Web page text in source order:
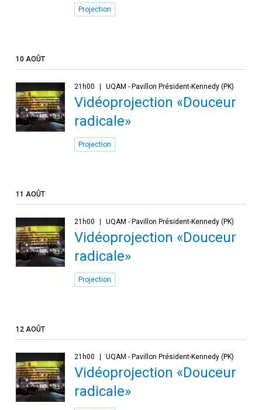
Projection
10 AOÛT
21h00 UQAM - Pavillon Président-Kennedy (PK)
Vidéoprojection «Douceur
radicale»
Projection
11 AOÛT
21h00 UQAM - Pavillon Président-Kennedy (PK)
Vidéoprojection «Douceur
radicale»
Projection
12 AOÛT
21h00 UQAM - Pavillon Président-Kennedy (PK)
Vidéoprojection «Douceur
radicale»